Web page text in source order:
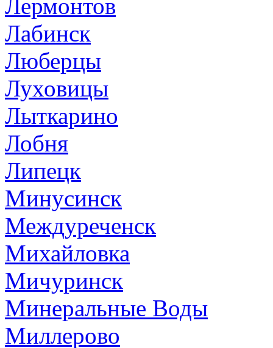
Лермонтов
Лабинск
Люберцы
Луховицы
Лыткарино
Лобня
Липецк
Минусинск
Междуреченск
Михайловка
Мичуринск
Минеральные Воды
Миллерово